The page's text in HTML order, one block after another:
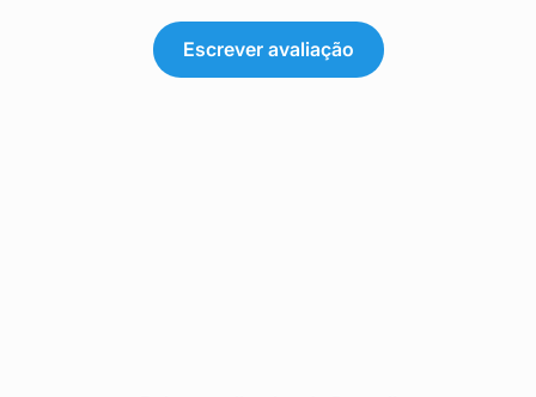
Escrever avaliação